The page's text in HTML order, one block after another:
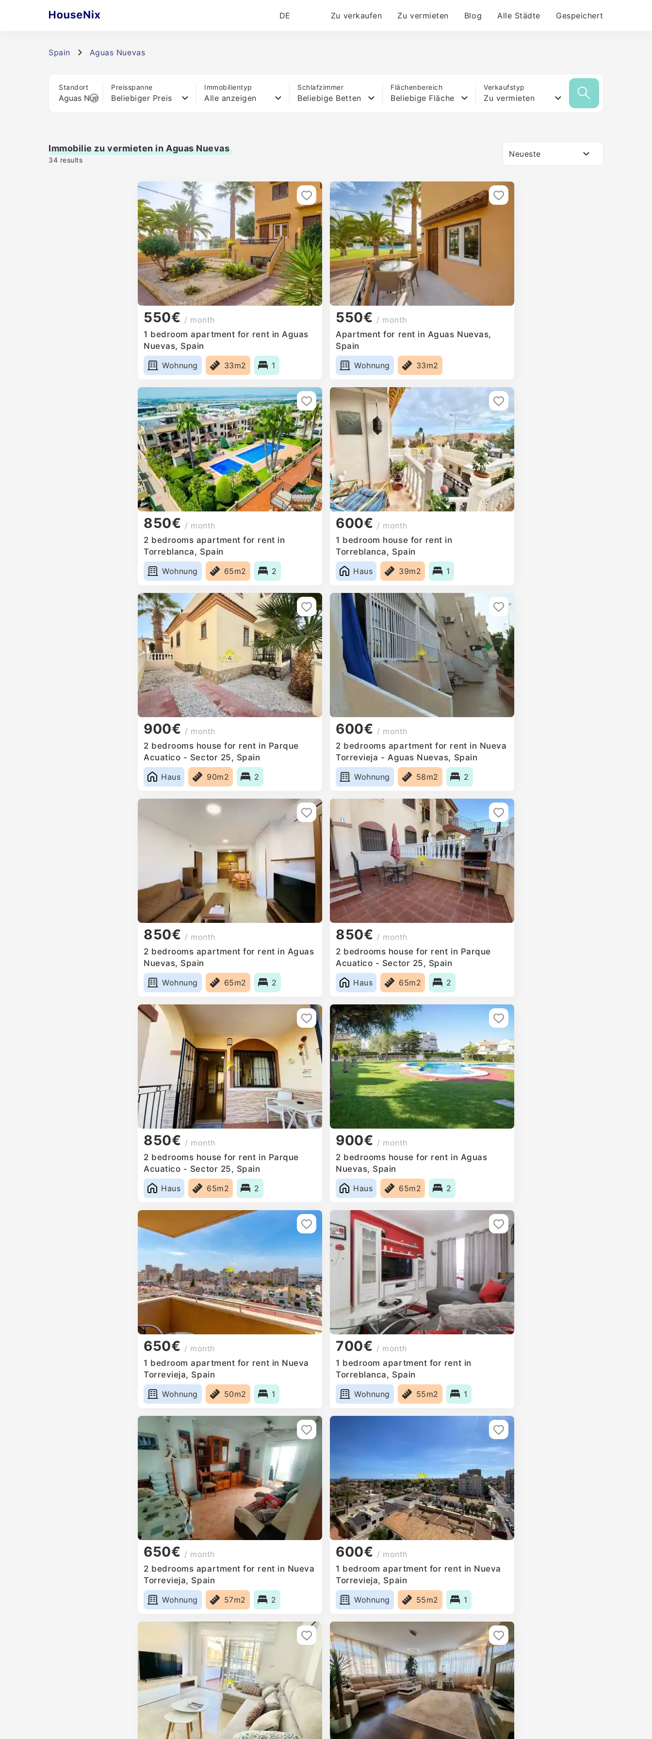
DE Zu verkaufen Zu vermieten Blog Alle Städte Gespeichert
Spain Aguas Nuevas
Standort Preisspanne
Beliebiger Preis
Immobilientyp
Alle anzeigen
Schlafzimmer
Beliebige Betten
Flächenbereich
Beliebige Fläche
Verkaufstyp
Zu vermieten
Immobilie zu vermieten in Aguas Nuevas
34 results
Neueste
550€ / month
1 bedroom apartment for rent in Aguas
Nuevas, Spain
Wohnung
33m2 1
550€ / month
Apartment for rent in Aguas Nuevas,
Spain
Wohnung
33m2
850€ / month
2 bedrooms apartment for rent in
Torreblanca, Spain
Wohnung
65m2 2
600€ / month
1 bedroom house for rent in
Torreblanca, Spain
Haus
39m2 1
900€ / month
2 bedrooms house for rent in Parque
Acuatico - Sector 25, Spain
Haus
90m2 2
600€ / month
2 bedrooms apartment for rent in Nueva
Torrevieja - Aguas Nuevas, Spain
Wohnung
58m2 2
850€ / month
2 bedrooms apartment for rent in Aguas
Nuevas, Spain
Wohnung
65m2 2
850€ / month
2 bedrooms house for rent in Parque
Acuatico - Sector 25, Spain
Haus
65m2 2
850€ / month
2 bedrooms house for rent in Parque
Acuatico - Sector 25, Spain
Haus
65m2 2
900€ / month
2 bedrooms house for rent in Aguas
Nuevas, Spain
Haus
65m2 2
650€ / month
1 bedroom apartment for rent in Nueva
Torrevieja, Spain
Wohnung
50m2 1
700€ / month
1 bedroom apartment for rent in
Torreblanca, Spain
Wohnung
55m2 1
650€ / month
2 bedrooms apartment for rent in Nueva
Torrevieja, Spain
Wohnung
57m2 2
600€ / month
1 bedroom apartment for rent in Nueva
Torrevieja, Spain
Wohnung
55m2 1